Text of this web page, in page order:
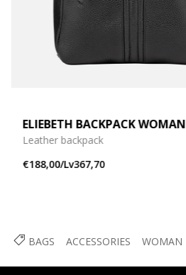
BAGS ACCESSORIES WOMAN
ELIEBETH BACKPACK WOMAN
Leather backpack
€188,00/Lv367,70